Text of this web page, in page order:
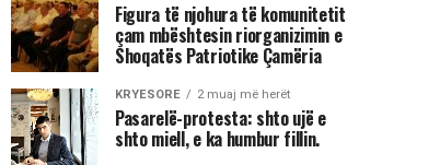
Figura të njohura të komunitetit
çam mbështesin riorganizimin e
Shoqatës Patriotike Çamëria
KRYESORE 2 muaj më herët
Pasarelë-protesta: shto ujë e
shto miell, e ka humbur fillin.